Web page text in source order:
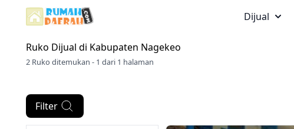
Dijual
Ruko Dijual di Kabupaten Nagekeo
2 Ruko ditemukan - 1 dari 1 halaman
Filter